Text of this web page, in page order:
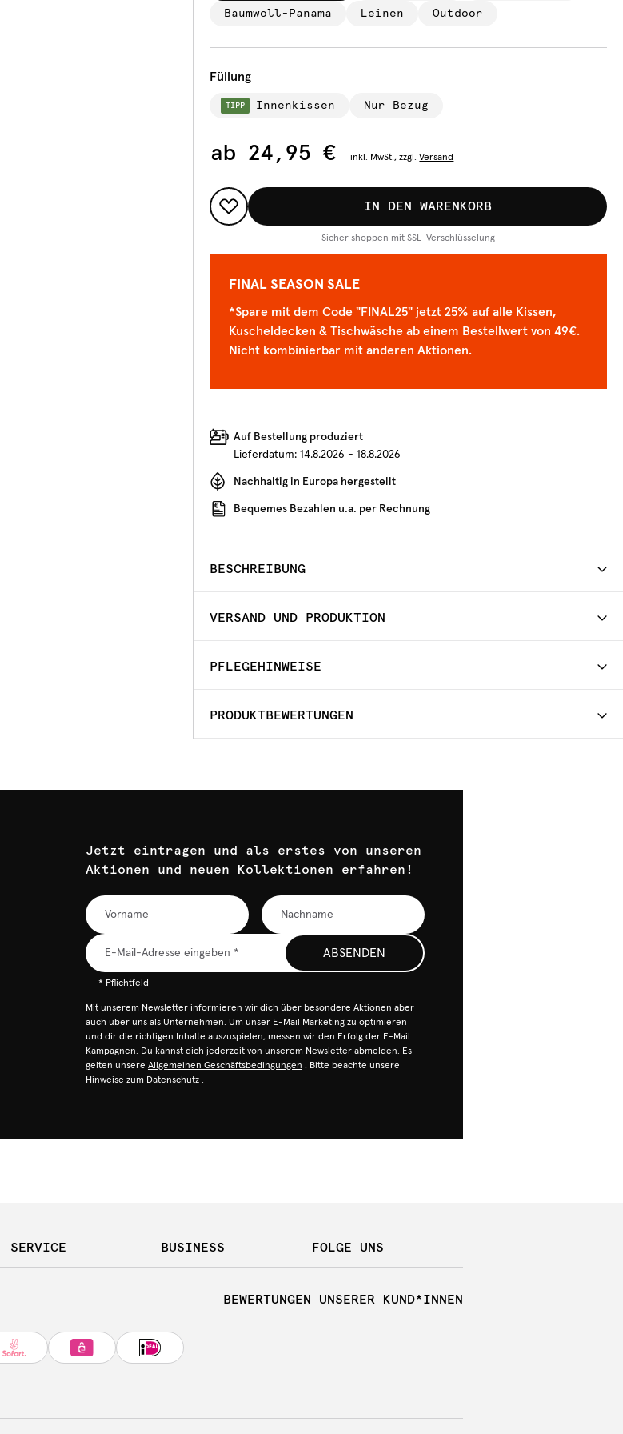
Baumwoll-Panama Leinen Outdoor
Füllung
TIPP Innenkissen Nur Bezug
ab 24,95 € inkl. MwSt., zzgl. Versand
IN DEN WARENKORB
Sicher shoppen mit SSL-Verschlüsselung
FINAL SEASON SALE
*Spare mit dem Code "FINAL25" jetzt 25% auf alle Kissen,
Kuscheldecken & Tischwäsche ab einem Bestellwert von 49€.
Nicht kombinierbar mit anderen Aktionen.
Auf Bestellung produziert
Lieferdatum: 14.8.2026 - 18.8.2026
Nachhaltig in Europa hergestellt
Bequemes Bezahlen u.a. per Rechnung
BESCHREIBUNG
VERSAND UND PRODUKTION
PFLEGEHINWEISE
PRODUKTBEWERTUNGEN
Jetzt eintragen und als erstes von unseren
Aktionen und neuen Kollektionen erfahren!
ABSENDEN
* Pflichtfeld
Mit unserem Newsletter informieren wir dich über besondere Aktionen aber
auch über uns als Unternehmen. Um unser E-Mail Marketing zu optimieren
und dir die richtigen Inhalte auszuspielen, messen wir den Erfolg der E-Mail
Kampagnen. Du kannst dich jederzeit von unserem Newsletter abmelden. Es
gelten unsere Allgemeinen Geschäftsbedingungen . Bitte beachte unsere
Hinweise zum Datenschutz .
SERVICE BUSINESS FOLGE UNS
BEWERTUNGEN UNSERER KUND*INNEN